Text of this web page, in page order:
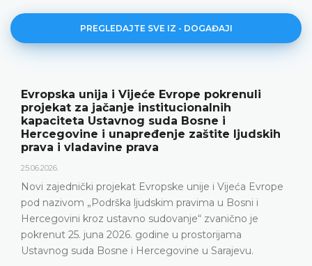
PREGLEDAJTE SVE IZ - DOGAĐAJI
Evropska unija i Vijeće Evrope pokrenuli
projekat za jačanje institucionalnih
kapaciteta Ustavnog suda Bosne i
Hercegovine i unapređenje zaštite ljudskih
prava i vladavine prava
25.06.2026.
Novi zajednički projekat Evropske unije i Vijeća Evrope
pod nazivom „Podrška ljudskim pravima u Bosni i
Hercegovini kroz ustavno sudovanje“ zvanično je
pokrenut 25. juna 2026. godine u prostorijama
Ustavnog suda Bosne i Hercegovine u Sarajevu.